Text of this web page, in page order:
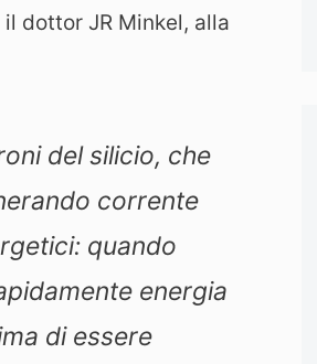
dottor JR Minkel, alla
del silicio, che
corrente
quando
energia
di essere